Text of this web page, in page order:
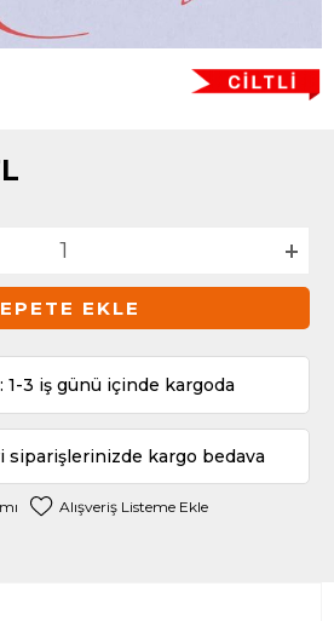
EKLE
1-3 iş günü içinde kargoda
siparişlerinizde kargo bedava
Alışveriş Listeme Ekle